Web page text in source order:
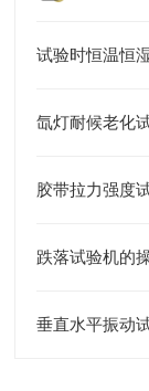
试验时恒温恒
氙灯耐候老化
跌落试验机的
垂直水平振动